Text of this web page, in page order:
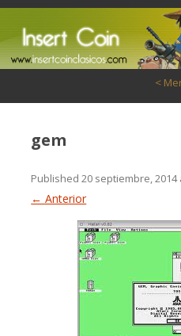
<
gem
Published20 septiembre, 2014
← Anterior